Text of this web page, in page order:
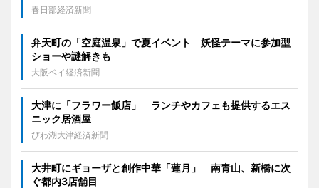
春日部経済新聞
弁天町の「空庭温泉」で夏イベント 妖怪テーマに参加型
ショーや謎解きも
大阪ベイ経済新聞
大津に「フラワー飯店」 ランチやカフェも提供するエス
ニック居酒屋
びわ湖大津経済新聞
大井町にギョーザと創作中華「蓮月」 南青山、新橋に次
ぐ都内3店舗目